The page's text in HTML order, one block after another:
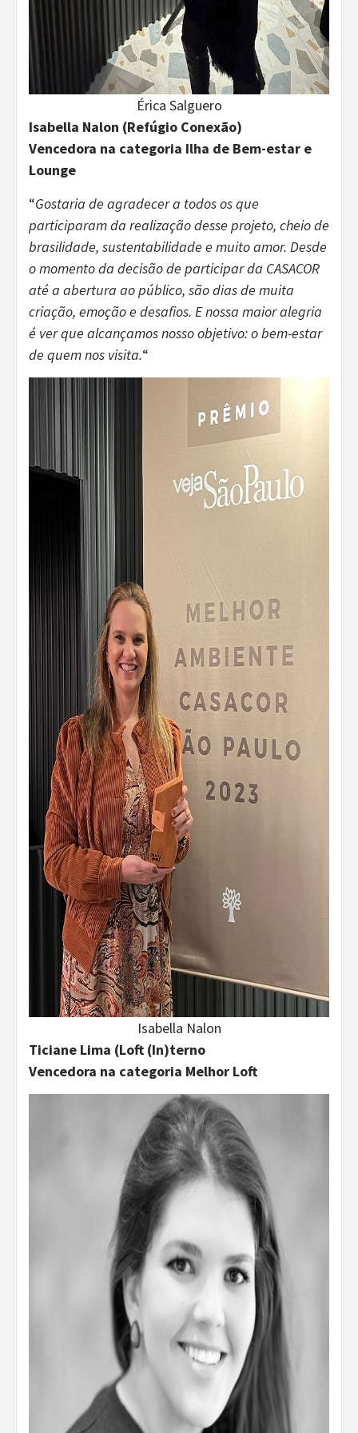
Érica Salguero
Isabella Nalon (Refúgio Conexão)
Vencedora na categoria Ilha de Bem-estar e
Lounge
“Gostaria de agradecer a todos os que
participaram da realização desse projeto, cheio de
brasilidade, sustentabilidade e muito amor. Desde
o momento da decisão de participar da CASACOR
até a abertura ao público, são dias de muita
criação, emoção e desafios. E nossa maior alegria
é ver que alcançamos nosso objetivo: o bem-estar
de quem nos visita.“
Isabella Nalon
Ticiane Lima (Loft (In)terno
Vencedora na categoria Melhor Loft